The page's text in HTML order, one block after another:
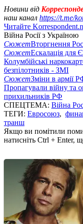
Новини від
наш канал https://t.me/
Читайте
Війна Росії з Україною
СюжетВторгнення
СюжетЕскалація для
Колумбійські
безпілотників - ЗМІ
СюжетЗміни в армії
Пропагували війну та
прихильників РФ
СПЕЦТЕМА: Війна
ТЕГИ: Евросоюз,
транш
Якщо ви помітили
натисніть Ctrl + Enter,